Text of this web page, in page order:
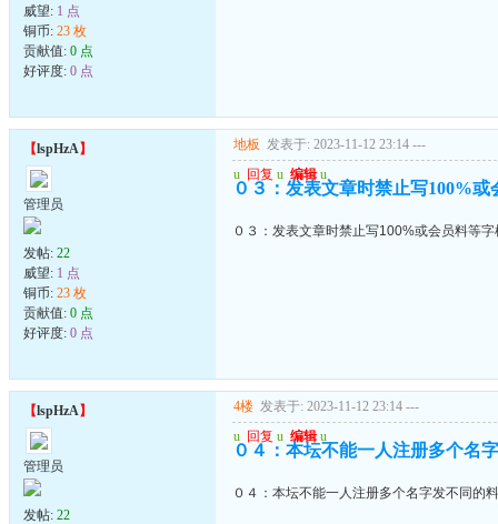
威望: 1 点
铜币: 23 枚
贡献值: 0 点
好评度: 0 点
【lspHzA】
管理员
发帖: 22
威望: 1 点
铜币: 23 枚
贡献值: 0 点
好评度: 0 点
地板 发表于: 2023-11-12 23:14 ---
u 回复 u 编辑 u
０３：发表文章时禁止写100%
０３：发表文章时禁止写100%或会员料等
【lspHzA】
管理员
发帖: 22
4楼 发表于: 2023-11-12 23:14 ---
u 回复 u 编辑 u
０４：本坛不能一人注册多个名
０４：本坛不能一人注册多个名字发不同的